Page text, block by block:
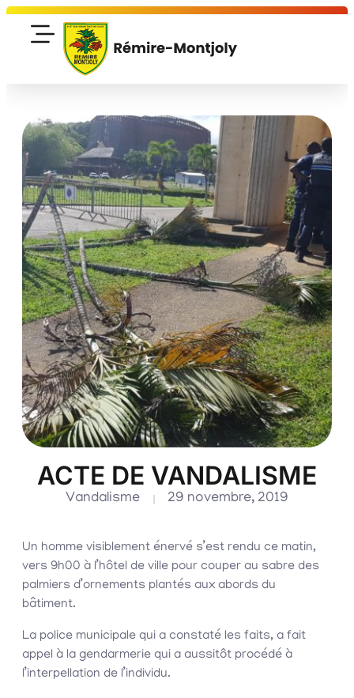
ACTE DE VANDALISME
Vandalisme 29 novembre, 2019
Un homme visiblement énervé s’est rendu ce matin,
vers 9h00 à l’hôtel de ville pour couper au sabre des
palmiers d’ornements plantés aux abords du
bâtiment.
La police municipale qui a constaté les faits, a fait
appel à la gendarmerie qui a aussitôt procédé à
l’interpellation de l’individu.